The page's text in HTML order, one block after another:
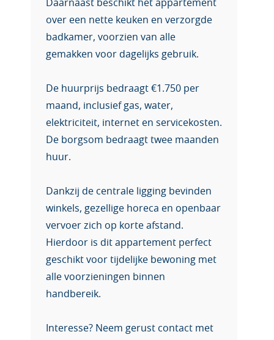
Daarnaast beschikt het appartement
over een nette keuken en verzorgde
badkamer, voorzien van alle
gemakken voor dagelijks gebruik.
De huurprijs bedraagt €1.750 per
maand, inclusief gas, water,
elektriciteit, internet en servicekosten.
De borgsom bedraagt twee maanden
huur.
Dankzij de centrale ligging bevinden
winkels, gezellige horeca en openbaar
vervoer zich op korte afstand.
Hierdoor is dit appartement perfect
geschikt voor tijdelijke bewoning met
alle voorzieningen binnen
handbereik.
Interesse? Neem gerust contact met